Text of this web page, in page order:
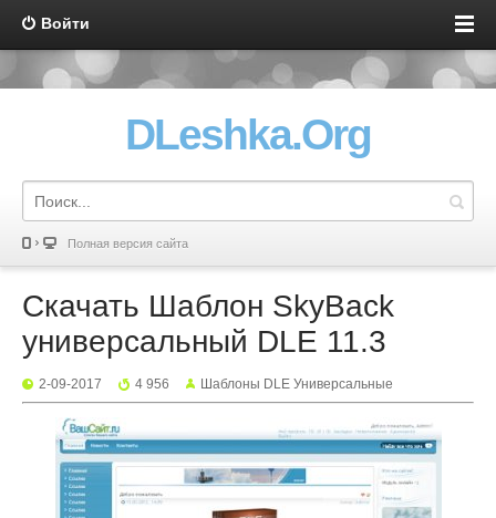
Войти
DLeshka.Org
Полная версия сайта
Скачать Шаблон SkyBack
универсальный DLE 11.3
2-09-2017 4 956 Шаблоны DLE Универсальные